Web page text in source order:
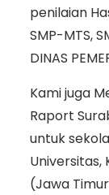
penilaian
SMP-MTS,
DINAS
Kami juga
Raport
untuk
Universitas,
(Jawa